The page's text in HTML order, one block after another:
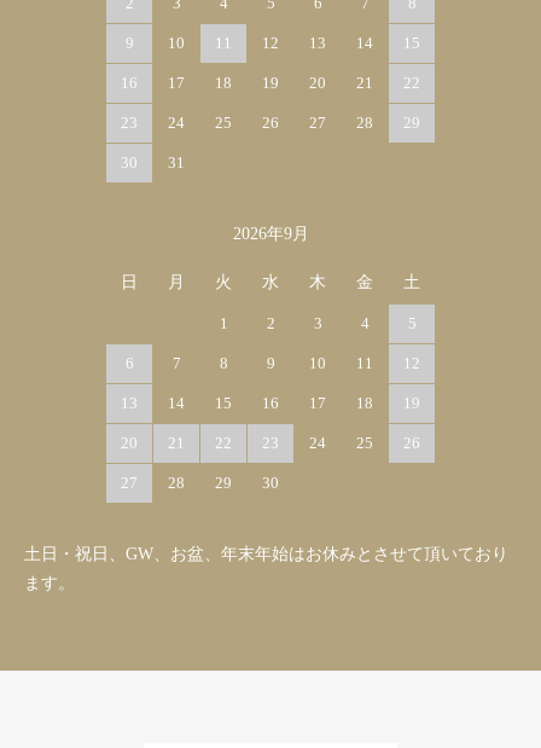
9 10 11 12 13 14 15
16 17 18 19 20 21 22
23 24 25 26 27 28 29
30 31
2026年9月
日 月 火 水 木 金 土
1 2 3 4 5
6 7 8 9 10 11 12
13 14 15 16 17 18 19
20 21 22 23 24 25 26
27 28 29 30
土日・祝日、GW、お盆、年末年始はお休みとさせて頂いており
ます。